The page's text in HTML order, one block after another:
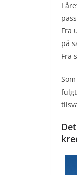
I
Fra
på
Fra